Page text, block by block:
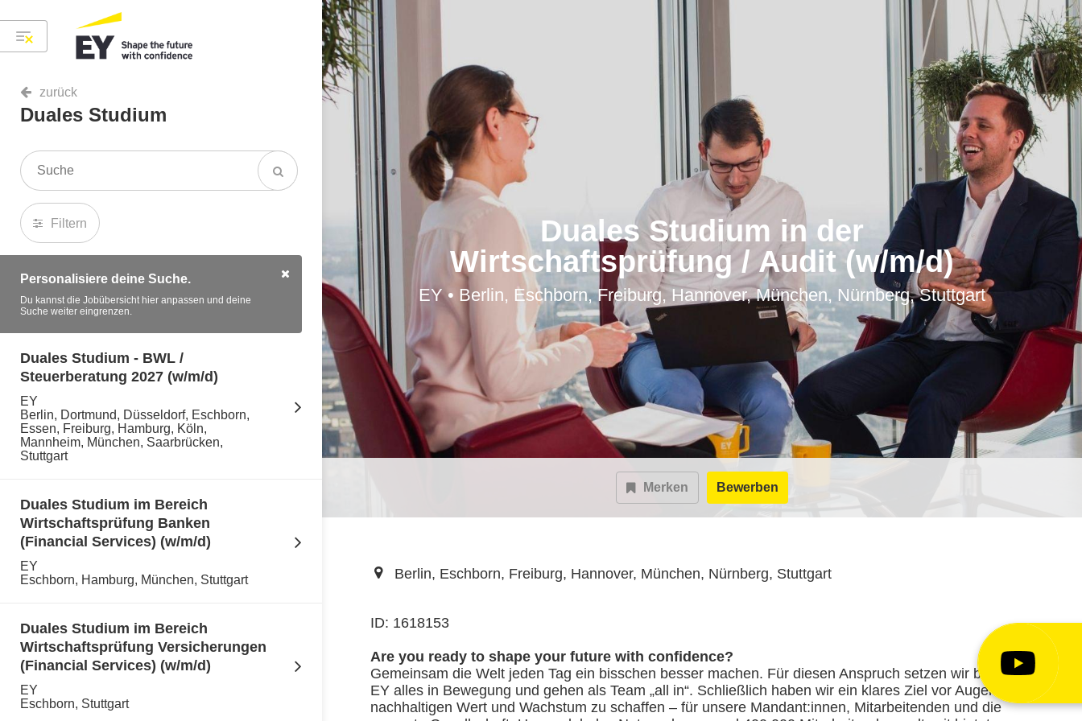
zurück
Duales Studium
Filtern
Personalisiere deine Suche.
Du kannst die Jobübersicht hier anpassen und deine
Suche weiter eingrenzen.
Duales Studium - BWL /
Steuerberatung 2027 (w/m/d)
EY
Berlin, Dortmund, Düsseldorf, Eschborn,
Essen, Freiburg, Hamburg, Köln,
Mannheim, München, Saarbrücken,
Stuttgart
Duales Studium im Bereich
Wirtschaftsprüfung Banken
(Financial Services) (w/m/d)
EY
Eschborn, Hamburg, München, Stuttgart
Duales Studium im Bereich
Wirtschaftsprüfung Versicherungen
(Financial Services) (w/m/d)
EY
Eschborn, Stuttgart
Duales Studium in der
Wirtschaftsprüfung / Audit (w/m/d)
EY • Berlin, Eschborn, Freiburg, Hannover, München, Nürnberg, Stuttgart
Merken Bewerben
Berlin, Eschborn, Freiburg, Hannover, München, Nürnberg, Stuttgart
ID: 1618153
Are you ready to shape your future with confidence?
Gemeinsam die Welt jeden Tag ein bisschen besser machen. Für diesen Anspruch setzen wir bei
EY alles in Bewegung und gehen als Team „all in“. Schließlich haben wir ein klares Ziel vor Augen:
nachhaltigen Wert und Wachstum zu schaffen – für unsere Mandant:innen, Mitarbeitenden und die